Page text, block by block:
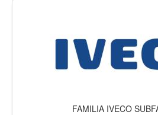
FAMILIA IVECO